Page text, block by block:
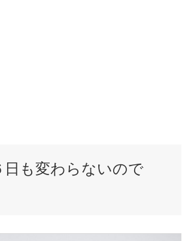
日も変わらないので